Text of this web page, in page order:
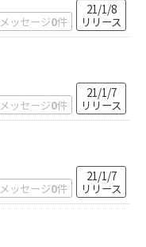
メッセージ0件
21/1/8
リリース
メッセージ0件
21/1/7
リリース
メッセージ0件
21/1/7
リリース